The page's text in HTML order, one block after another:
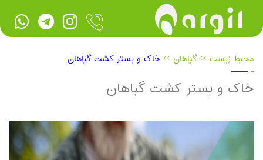
محیط زیست >> گیاهان >> خاک و بستر کشت گیاهان
خاک و بستر کشت گیاهان